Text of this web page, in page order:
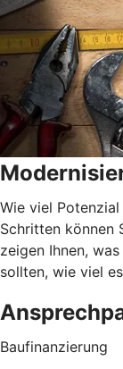
Wie viel
Schritten können
zeigen Ihnen,
sollten, wie viel
Baufinanzierung